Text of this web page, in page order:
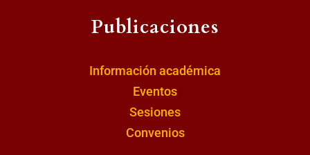
Publicaciones
Información académica
Eventos
Sesiones
Convenios